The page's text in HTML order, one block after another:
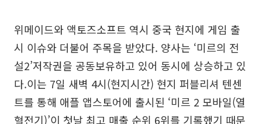
위메이드와 액토즈소프트 역시 중국 현지에 게임 출
시 이슈와 더불어 주목을 받았다. 양사는 ‘미르의 전
설2’저작권을 공동보유하고 있어 동시에 상승하고 있
다.이는 7일 새벽 4시(현지시간) 현지 퍼블리셔 텐센
트를 통해 애플 앱스토어에 출시된 ‘미르 2 모바일(열
혈전기)’이 첫날 최고 매출 순위 6위를 기록했기 때문